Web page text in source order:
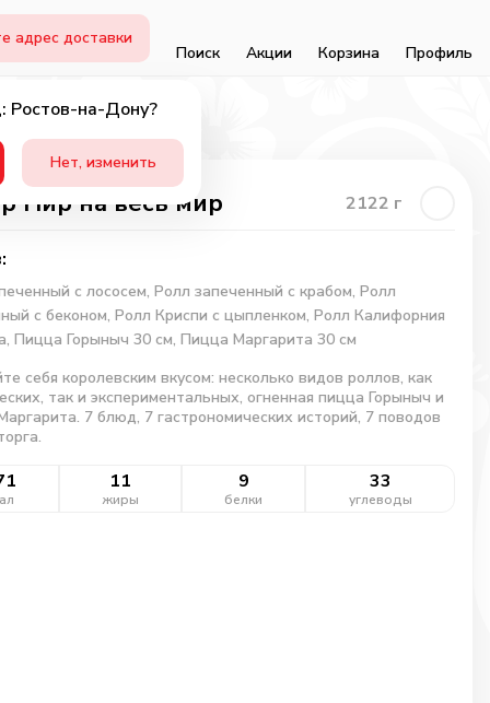
адрес доставки
Ростов-на-Дону?
Нет, изменить
Поиск Акции Корзина Профиль
Пир на весь мир 2122 г
с лососем, Ролл запеченный с крабом, Ролл
с беконом, Ролл Криспи с цыпленком, Ролл Калифорния
Пицца Горыныч 30 см, Пицца Маргарита 30 см
себя королевским вкусом: несколько видов роллов, как
так и экспериментальных, огненная пицца Горыныч и
7 блюд, 7 гастрономических историй, 7 поводов
11
жиры
9
белки
33
углеводы